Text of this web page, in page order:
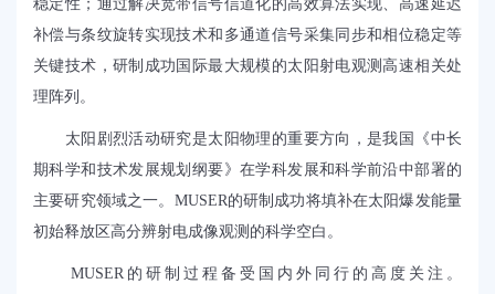
稳定性；通过解决宽带信号信道化的高效算法实现、高速延迟
补偿与条纹旋转实现技术和多通道信号采集同步和相位稳定等
关键技术，研制成功国际最大规模的太阳射电观测高速相关处
理阵列。
太阳剧烈活动研究是太阳物理的重要方向，是我国《中长
期科学和技术发展规划纲要》在学科发展和科学前沿中部署的
主要研究领域之一。MUSER的研制成功将填补在太阳爆发能量
初始释放区高分辨射电成像观测的科学空白。
MUSER的研制过程备受国内外同行的高度关注。